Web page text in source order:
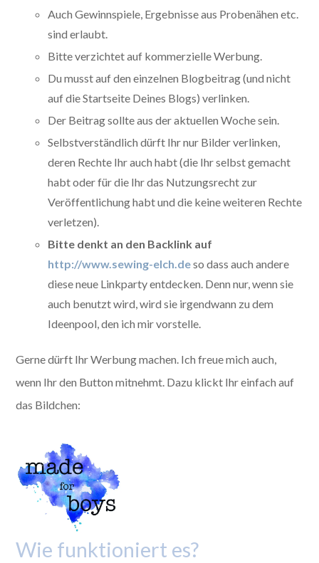
Auch Gewinnspiele, Ergebnisse aus Probenähen etc.
sind erlaubt.
Bitte verzichtet auf kommerzielle Werbung.
Du musst auf den einzelnen Blogbeitrag (und nicht
auf die Startseite Deines Blogs) verlinken.
Der Beitrag sollte aus der aktuellen Woche sein.
Selbstverständlich dürft Ihr nur Bilder verlinken,
deren Rechte Ihr auch habt (die Ihr selbst gemacht
habt oder für die Ihr das Nutzungsrecht zur
Veröffentlichung habt und die keine weiteren Rechte
verletzen).
Bitte denkt an den Backlink auf
http://www.sewing-elch.deso dass auch andere
diese neue Linkparty entdecken. Denn nur, wenn sie
auch benutzt wird, wird sie irgendwann zu dem
Ideenpool, den ich mir vorstelle.
Gerne dürft Ihr Werbung machen. Ich freue mich auch,
wenn Ihr den Button mitnehmt. Dazu klickt Ihr einfach auf
das Bildchen:
Wie funktioniert es?